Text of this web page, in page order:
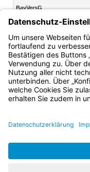
Inhalt
BayVersG
Fassung: 22.07.2008
Art. 27 (aufgehoben)
Bayern.de
BayernPortal
Impressum